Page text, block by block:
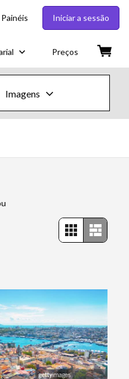
Painéis Iniciar a sessão
Preços
Imagens